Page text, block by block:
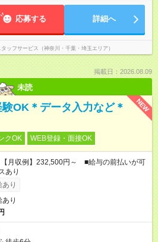
応募する 詳細へ
ッフサービス（神奈川・千葉・埼玉エリア）
掲載日：2026.08.09
未読
NEW
OK＊データ入力など＊
クOK WEB登録・面接OK
月収例】232,500円～ ■給与の前払いが可
あり
り
り